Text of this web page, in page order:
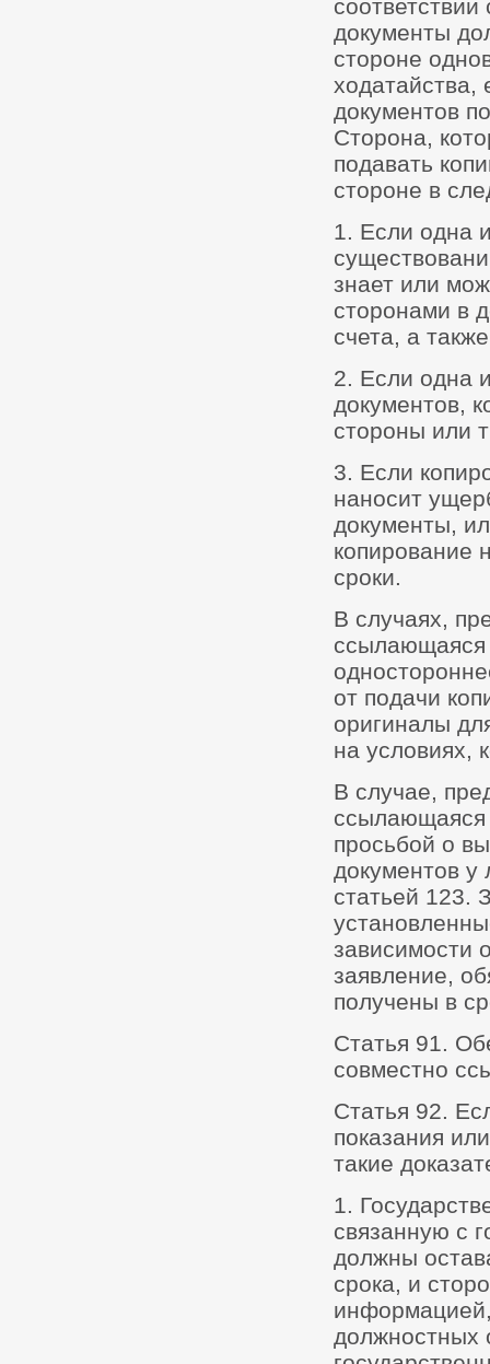
документы
стороне
ходатайства,
документов
Сторона,
подавать
стороне в
1. Если одна
знает или
сторонами в
счета, а
2. Если одна
документов,
стороны или
3. Если
наносит
документы,
копирование
сроки.
В случаях,
ссылающаяся
от подачи
оригиналы
на условиях,
В случае,
ссылающаяся
просьбой о
документов у
статьей 123.
зависимости
заявление,
получены в
Статья 91.
совместно
Статья 92.
показания
такие
1.
связанную с
должны
срока, и
должностных